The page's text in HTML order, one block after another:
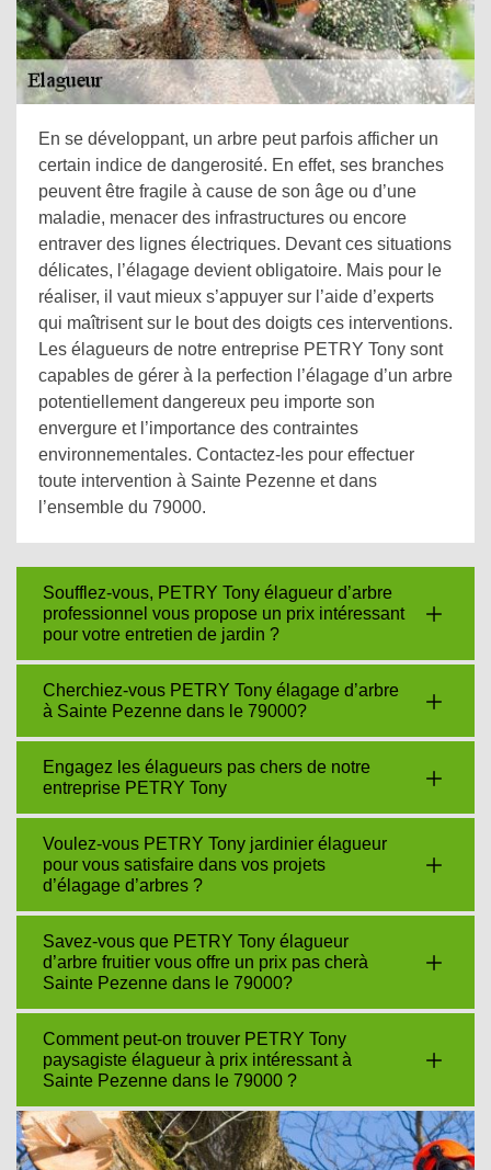
En se développant, un arbre peut parfois afficher un
certain indice de dangerosité. En effet, ses branches
peuvent être fragile à cause de son âge ou d’une
maladie, menacer des infrastructures ou encore
entraver des lignes électriques. Devant ces situations
délicates, l’élagage devient obligatoire. Mais pour le
réaliser, il vaut mieux s’appuyer sur l’aide d’experts
qui maîtrisent sur le bout des doigts ces interventions.
Les élagueurs de notre entreprise PETRY Tony sont
capables de gérer à la perfection l’élagage d’un arbre
potentiellement dangereux peu importe son
envergure et l’importance des contraintes
environnementales. Contactez-les pour effectuer
toute intervention à Sainte Pezenne et dans
l’ensemble du 79000.
Soufflez-vous, PETRY Tony élagueur d’arbre
professionnel vous propose un prix intéressant
pour votre entretien de jardin ?
Cherchiez-vous PETRY Tony élagage d’arbre
à Sainte Pezenne dans le 79000?
Engagez les élagueurs pas chers de notre
entreprise PETRY Tony
Voulez-vous PETRY Tony jardinier élagueur
pour vous satisfaire dans vos projets
d’élagage d’arbres ?
Savez-vous que PETRY Tony élagueur
d’arbre fruitier vous offre un prix pas cherà
Sainte Pezenne dans le 79000?
Comment peut-on trouver PETRY Tony
paysagiste élagueur à prix intéressant à
Sainte Pezenne dans le 79000 ?